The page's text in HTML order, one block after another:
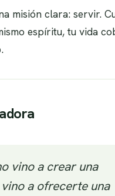
misión clara: servir.
espíritu, tu vida
vino a crear una
a ofrecerte una